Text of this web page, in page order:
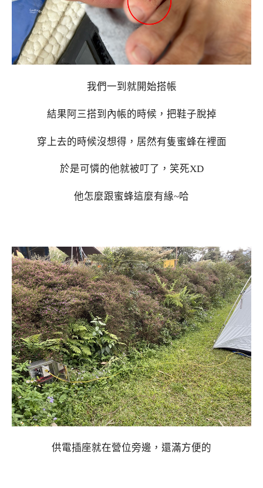
我們一到就開始搭帳
結果阿三搭到內帳的時候，把鞋子脫掉
穿上去的時候沒想得，居然有隻蜜蜂在裡面
於是可憐的他就被叮了，笑死XD
他怎麼跟蜜蜂這麼有緣~哈
供電插座就在營位旁邊，還滿方便的